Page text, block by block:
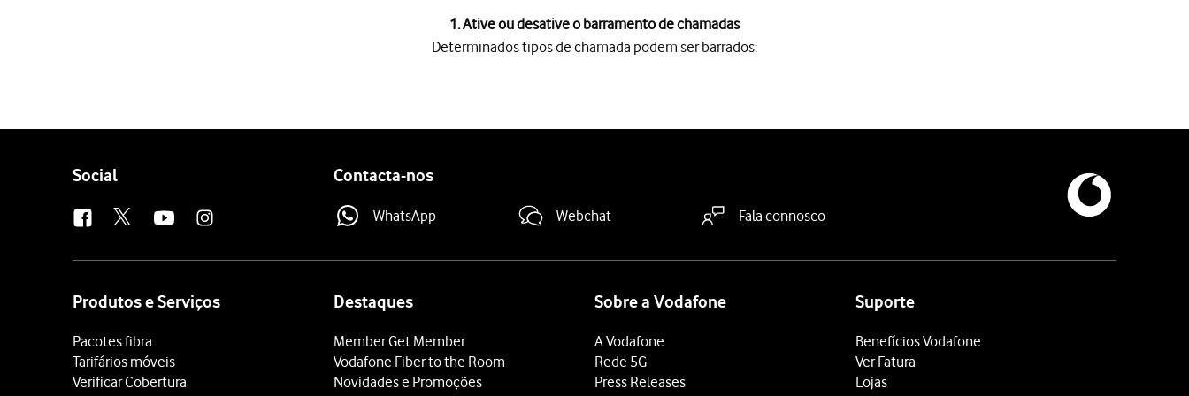
1. Ative ou desative o barramento de chamadas
Determinados tipos de chamada podem ser barrados:
Follow
Social Contacta-nos
WhatsApp Webchat Fala connosco
Produtos e Serviços
Pacotes fibra
Tarifários móveis
Verificar Cobertura
Destaques
Member Get Member
Vodafone Fiber to the Room
Novidades e Promoções
Sobre a Vodafone
A Vodafone
Rede 5G
Press Releases
Suporte
Benefícios Vodafone
Ver Fatura
Lojas